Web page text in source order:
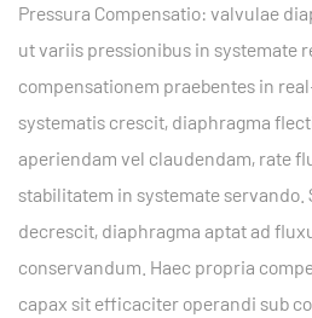
Pressura Compensatio: valvulae
ut variis pressionibus in systemate
compensationem praebentes in
systematis crescit, diaphragma
aperiendam vel claudendam, rate
stabilitatem in systemate
decrescit, diaphragma aptat ad
conservandum. Haec propria
capax sit efficaciter operandi sub